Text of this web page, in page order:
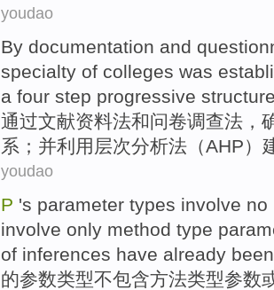
youdao
By documentation and
specialty of colleges was
a four step progressive
通过文献资料法和问卷调查法 ，
系 ； 并利用 层次分析法（AHP）
youdao
P 's parameter types involve no
involve only method type
of inferences have already been
的参数类型不包含方法类型参数